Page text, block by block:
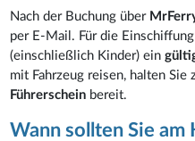
Nach der Buchung über
per E-Mail. Für die
(einschließlich Kinder) ein
mit Fahrzeug reisen, halten Sie
Führerschein bereit.
Wann sollten Sie am